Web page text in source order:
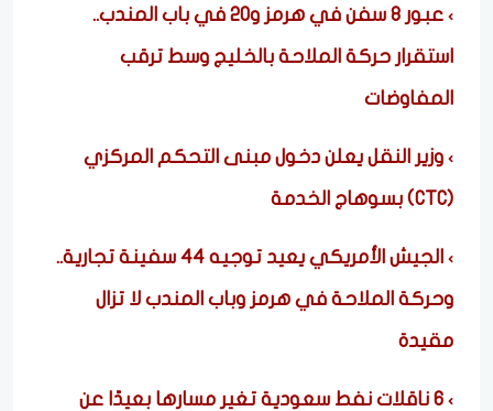
عبور 8 سفن في هرمز و20 في باب المندب..
استقرار حركة الملاحة بالخليج وسط ترقب
المفاوضات
وزير النقل يعلن دخول مبنى التحكم المركزي
(CTC) بسوهاج الخدمة
الجيش الأمريكي يعيد توجيه 44 سفينة تجارية..
وحركة الملاحة في هرمز وباب المندب لا تزال
مقيدة
6 ناقلات نفط سعودية تغير مسارها بعيدًا عن